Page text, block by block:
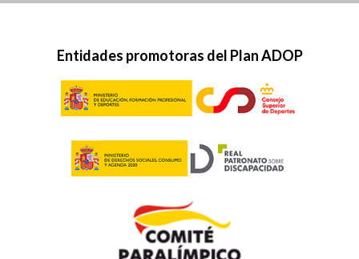
Entidades promotoras del Plan ADOP